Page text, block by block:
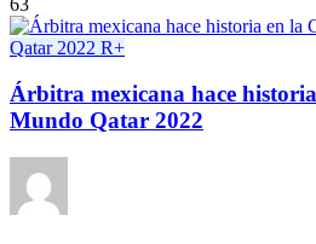
Qatar 2022 R+
Árbitra mexicana hace
Mundo Qatar 2022